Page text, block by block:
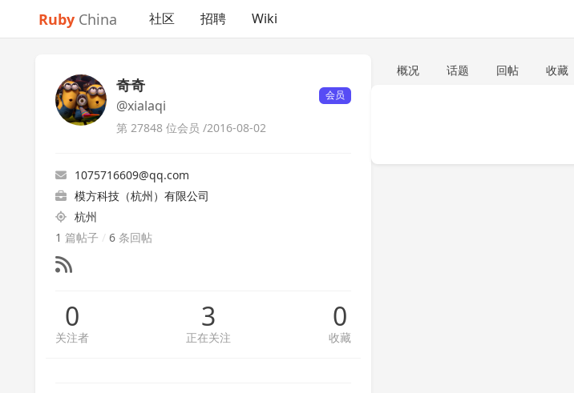
Ruby China 社区 招聘 Wiki
奇奇
@xialaqi
会员
第 27848 位会员 /2016-08-02
1075716609@qq.com
模方科技（杭州）有限公司
杭州
1 篇帖子 / 6 条回帖
0
关注者
3
正在关注
0
收藏
概况 话题 回帖 收藏